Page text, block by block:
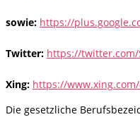
sowie: https://
Twitter: https://twitter.com/
Xing: https://
Die gesetzliche